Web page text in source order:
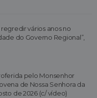
regredir vários anos no
do Governo Regional”,
pelo Monsenhor
de Nossa Senhora da
de 2026 (c/ vídeo)